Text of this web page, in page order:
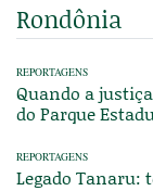
Rondônia
REPORTAGENS
Quando a
do Parque
REPORTAGENS
Legado Tanaru: